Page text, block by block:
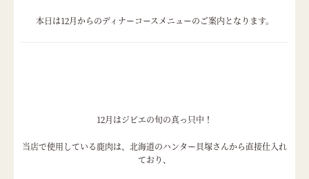
本日は12月からのディナーコースメニューのご案内となります。
12月はジビエの旬の真っ只中！
当店で使用している鹿肉は、北海道のハンター貝塚さんから直接仕入れ
ており、